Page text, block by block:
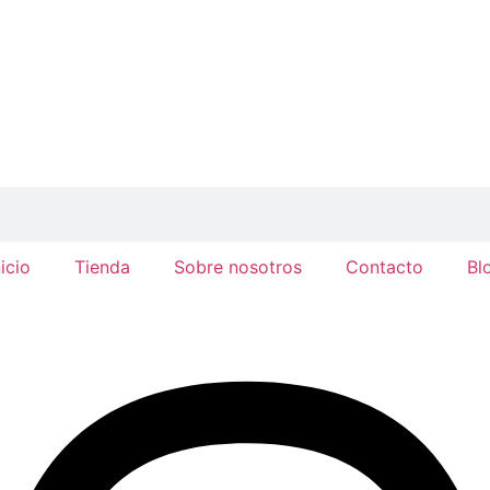
Tienda Sobre nosotros Contacto